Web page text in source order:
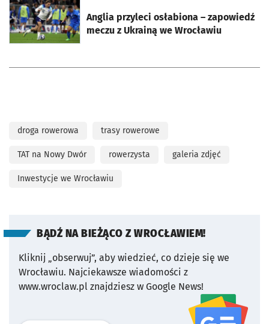
Anglia przyleci osłabiona – zapowiedź
meczu z Ukrainą we Wrocławiu
otworzy się w nowej karcie
droga rowerowa trasy rowerowe
TAT na Nowy Dwór rowerzysta galeria zdjęć
Inwestycje we Wrocławiu
BĄDŹ NA BIEŻĄCO Z WROCŁAWIEM!
Kliknij „obserwuj”, aby wiedzieć, co dzieje się we
Wrocławiu. Najciekawsze wiadomości z
www.wroclaw.pl znajdziesz w Google News!